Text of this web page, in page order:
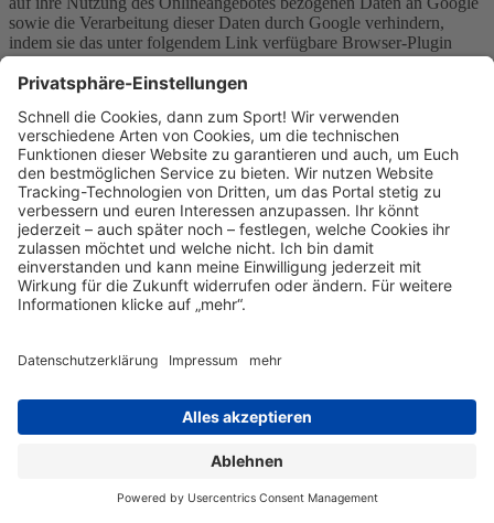
sowie die Verarbeitung dieser Daten durch Google verhindern,
indem sie das unter folgendem Link verfügbare Browser-Plugin
herunterladen und installieren:
http://tools.google.com/dlpage/gaoptout?hl=de.
Weitere Informationen zur Datennutzung durch Google,
Einstellungs- und Widerspruchsmöglichkeiten, erfahren Sie in der
Datenschutzerklärung von Google
(https://policies.google.com/technologies/ads) sowie in den
Einstellungen für die Darstellung von Werbeeinblendungen durch
Google (https://adssettings.google.com/authenticated).
Die personenbezogenen Daten der Nutzer werden nach 14 Monaten
gelöscht oder anonymisiert.
Google Tag Manager
Wir verwenden den Dienst namens Google Tag Manager von
Google. "Google" ist eine Firmengruppe und besteht aus den
Barrow Street, Dublin 4, Irland sowie Google LLC, 1600
Amphitheatre Parkway, Mountain View, CA 94043, USA sowie
andere verbundene Unternehmen der Google LLC. Wir haben einen
Auftragsverarbeitungsvertrag mit Google abgeschlossen. Der
Google Tag Manager ist ein Hilfsdienst und verarbeitet selbst
personenbezogenen Daten nur zu technisch notwendigen Zwecken.